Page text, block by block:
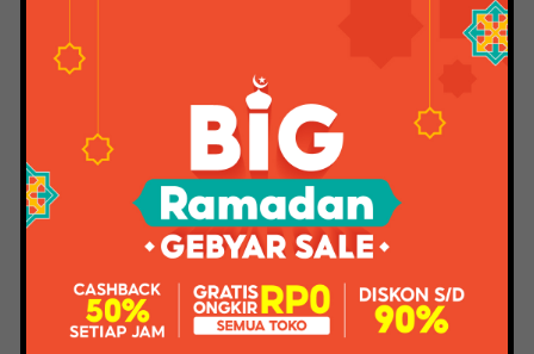
di seluruh rentang frekuensi. Artinya, telinga Anda
tidak akan kehilangan suara
Ini diukur dalam watt (W), deskripsi daya speaker yang
menunjukkan seberapa besar daya yang dapat
ditangani speaker tanpa kehilangan. Speaker Anda
mungkin rusak jika terkena daya lebih dari yang
ditentukan dalam spesifikasi
(Tingkat Daya Puncak) mengacu pada jumlah daya
yang dapat disampaikan secara instan oleh pembicara